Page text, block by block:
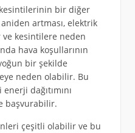
bir diğer
artması, elektrik
ve kesintilere neden
hava koşullarının
bir şekilde
neden olabilir. Bu
dağıtımını
başvurabilir.
çeşitli olabilir ve bu